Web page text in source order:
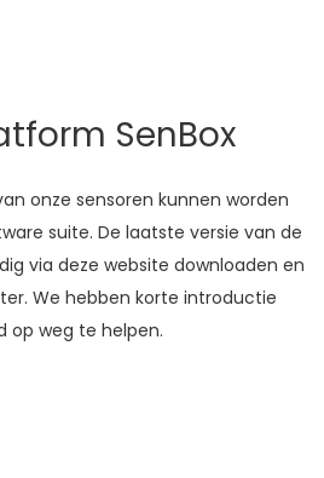
SenBox
onze sensoren kunnen worden
suite. De laatste versie van de
via deze website downloaden en
We hebben korte introductie
op weg te helpen.